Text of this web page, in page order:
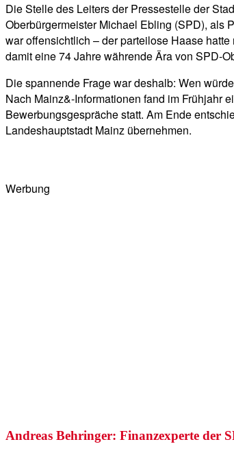
Die Stelle des Leiters der Pressestelle der
Oberbürgermeister Michael Ebling (SPD), als
war offensichtlich – der parteilose Haase
damit eine 74 Jahre währende Ära von SPD-
Die spannende Frage war deshalb: Wen
Nach Mainz&-Informationen fand im Frühjahr
Bewerbungsgespräche statt. Am Ende
Landeshauptstadt Mainz übernehmen.
Werbung
Andreas Behringer: Finanzexperte der